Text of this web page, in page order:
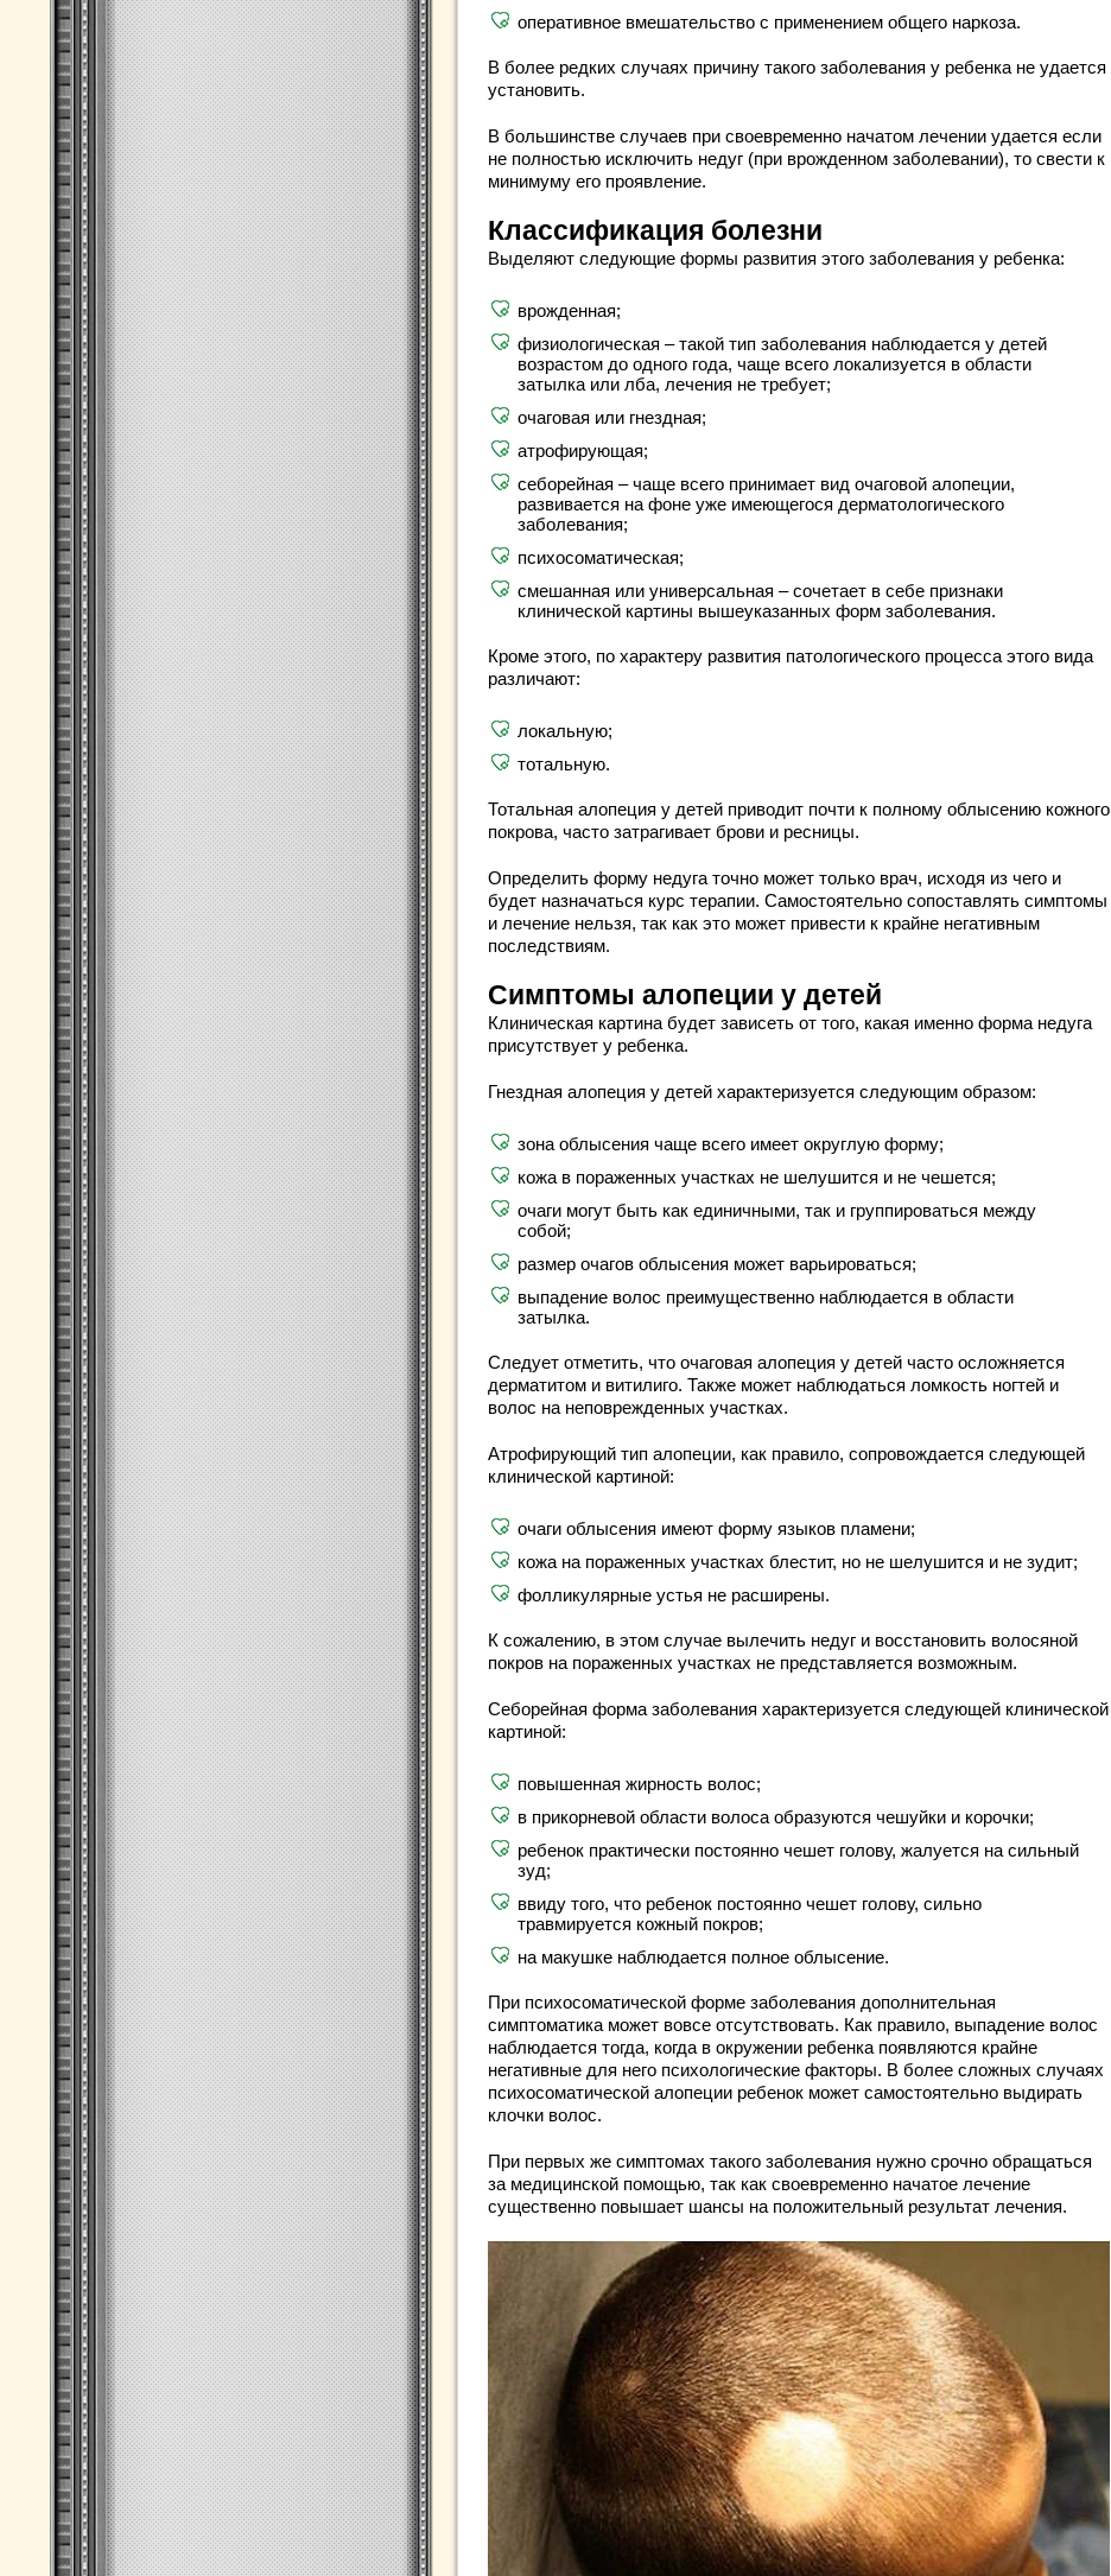
оперативное вмешательство с применением общего наркоза.
В более редких случаях причину такого заболевания у ребенка не удается
установить.
В большинстве случаев при своевременно начатом лечении удается если
не полностью исключить недуг (при врожденном заболевании), то свести к
минимуму его проявление.
Классификация болезни
Выделяют следующие формы развития этого заболевания у ребенка:
врожденная;
физиологическая – такой тип заболевания наблюдается у детей
возрастом до одного года, чаще всего локализуется в области
затылка или лба, лечения не требует;
очаговая или гнездная;
атрофирующая;
себорейная – чаще всего принимает вид очаговой алопеции,
развивается на фоне уже имеющегося дерматологического
заболевания;
психосоматическая;
смешанная или универсальная – сочетает в себе признаки
клинической картины вышеуказанных форм заболевания.
Кроме этого, по характеру развития патологического процесса этого вида
различают:
локальную;
тотальную.
Тотальная алопеция у детей приводит почти к полному облысению кожного
покрова, часто затрагивает брови и ресницы.
Определить форму недуга точно может только врач, исходя из чего и
будет назначаться курс терапии. Самостоятельно сопоставлять симптомы
и лечение нельзя, так как это может привести к крайне негативным
последствиям.
Симптомы алопеции у детей
Клиническая картина будет зависеть от того, какая именно форма недуга
присутствует у ребенка.
Гнездная алопеция у детей характеризуется следующим образом:
зона облысения чаще всего имеет округлую форму;
кожа в пораженных участках не шелушится и не чешется;
очаги могут быть как единичными, так и группироваться между
собой;
размер очагов облысения может варьироваться;
выпадение волос преимущественно наблюдается в области
затылка.
Следует отметить, что очаговая алопеция у детей часто осложняется
дерматитом и витилиго. Также может наблюдаться ломкость ногтей и
волос на неповрежденных участках.
Атрофирующий тип алопеции, как правило, сопровождается следующей
клинической картиной:
очаги облысения имеют форму языков пламени;
кожа на пораженных участках блестит, но не шелушится и не зудит;
фолликулярные устья не расширены.
К сожалению, в этом случае вылечить недуг и восстановить волосяной
покров на пораженных участках не представляется возможным.
Себорейная форма заболевания характеризуется следующей клинической
картиной:
повышенная жирность волос;
в прикорневой области волоса образуются чешуйки и корочки;
ребенок практически постоянно чешет голову, жалуется на сильный
зуд;
ввиду того, что ребенок постоянно чешет голову, сильно
травмируется кожный покров;
на макушке наблюдается полное облысение.
При психосоматической форме заболевания дополнительная
симптоматика может вовсе отсутствовать. Как правило, выпадение волос
наблюдается тогда, когда в окружении ребенка появляются крайне
негативные для него психологические факторы. В более сложных случаях
психосоматической алопеции ребенок может самостоятельно выдирать
клочки волос.
При первых же симптомах такого заболевания нужно срочно обращаться
за медицинской помощью, так как своевременно начатое лечение
существенно повышает шансы на положительный результат лечения.